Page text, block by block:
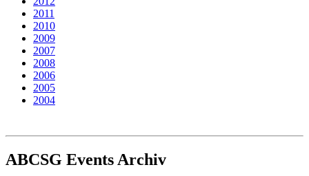
2011
2010
2009
2007
2008
2006
2005
2004
ABCSG Events Archiv